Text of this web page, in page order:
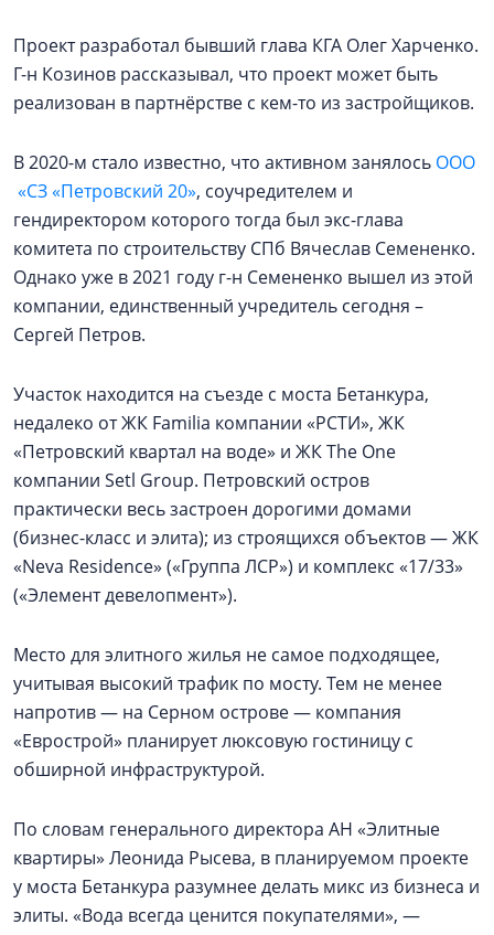
Проект разработал бывший глава КГА Олег Харченко.
Г-н Козинов рассказывал, что проект может быть
реализован в партнёрстве с кем-то из застройщиков.
В 2020-м стало известно, что активном занялось ООО
«СЗ «Петровский 20», соучредителем и
гендиректором которого тогда был экс-глава
комитета по строительству СПб Вячеслав Семененко.
Однако уже в 2021 году г-н Семененко вышел из этой
компании, единственный учредитель сегодня –
Сергей Петров.
Участок находится на съезде с моста Бетанкура,
недалеко от ЖК Familia компании «РСТИ», ЖК
«Петровский квартал на воде» и ЖК The One
компании Setl Group. Петровский остров
практически весь застроен дорогими домами
(бизнес-класс и элита); из строящихся объектов — ЖК
«Neva Residence» («Группа ЛСР») и комплекс «17/33»
(«Элемент девелопмент»).
Место для элитного жилья не самое подходящее,
учитывая высокий трафик по мосту. Тем не менее
напротив — на Серном острове — компания
«Еврострой» планирует люксовую гостиницу с
обширной инфраструктурой.
По словам генерального директора АН «Элитные
квартиры» Леонида Рысева, в планируемом проекте
у моста Бетанкура разумнее делать микс из бизнеса и
элиты. «Вода всегда ценится покупателями», —